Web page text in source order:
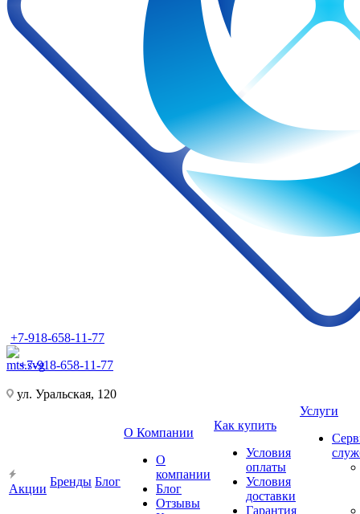
+7-918-658-11-77
+7-918-658-11-77
ул. Уральская, 120
Акции
Бренды Блог
О Компании
О
компании
Блог
Отзывы
Как купить
Условия
оплаты
Условия
доставки
Гарантия
Услуги